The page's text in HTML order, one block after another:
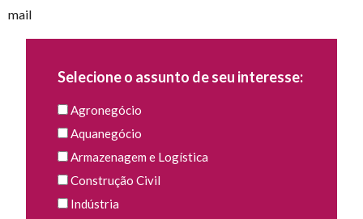
mail
Selecione o assunto de seu interesse:
Agronegócio
Aquanegócio
Armazenagem e Logística
Construção Civil
Indústria